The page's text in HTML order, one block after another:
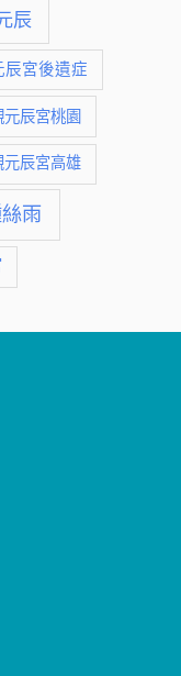
辰
辰宮後遺症
元辰宮桃園
元辰宮高雄
雨